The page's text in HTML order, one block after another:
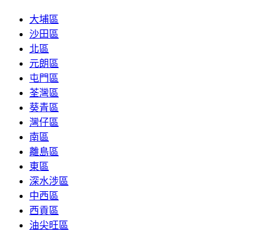
大埔區
沙田區
北區
元朗區
屯門區
荃灣區
葵青區
灣仔區
南區
離島區
東區
深水涉區
中西區
西貢區
油尖旺區